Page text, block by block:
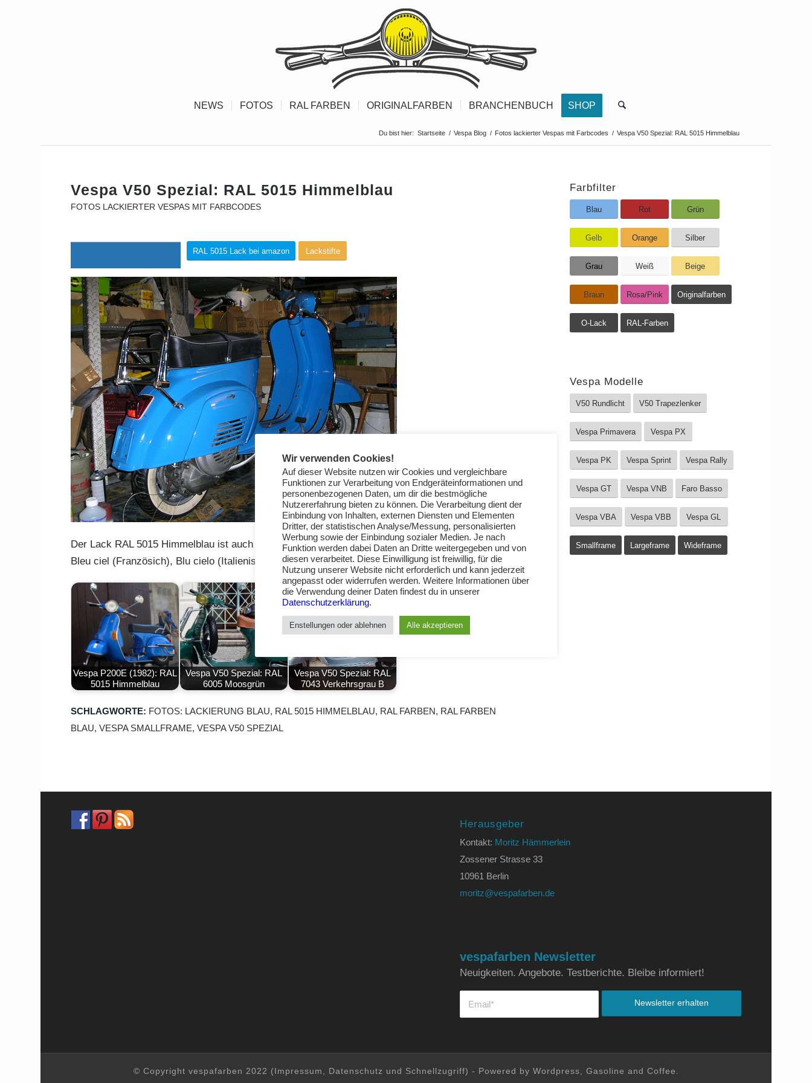
NEWS FOTOS RAL FARBEN ORIGINALFARBEN BRANCHENBUCH SHOP
Du bist hier: Startseite / Vespa Blog / Fotos lackierter Vespas mit Farbcodes / Vespa V50 Spezial: RAL 5015 Himmelblau
Vespa V50 Spezial: RAL 5015 Himmelblau
FOTOS LACKIERTER VESPAS MIT FARBCODES
RAL 5015 Lack bei amazon Lackstifte
Der Lack RAL 5015 Himmelblau ist auch bekannt als: Sky blue (Englisch), Hemelsblauw (Dutch),
Bleu ciel (Französich), Blu cielo (Italienisch) oder Azul celeste (Spanisch).
Vespa P200E (1982): RAL
5015 Himmelblau
Vespa V50 Spezial: RAL
6005 Moosgrün
Vespa V50 Spezial: RAL
7043 Verkehrsgrau B
SCHLAGWORTE: FOTOS: LACKIERUNG BLAU, RAL 5015 HIMMELBLAU, RAL FARBEN, RAL FARBEN
BLAU,VESPA SMALLFRAME,VESPA V50 SPEZIAL
Farbfilter
Blau Rot Grün
Gelb Orange Silber
Grau Weiß Beige
Braun Rosa/Pink Originalfarben
O-Lack RAL-Farben
Vespa Modelle
V50 Rundlicht V50 Trapezlenker
Vespa Primavera Vespa PX
Vespa PK Vespa Sprint Vespa Rally
Vespa GT Vespa VNB Faro Basso
Vespa VBA Vespa VBB Vespa GL
Smallframe Largeframe Wideframe
Herausgeber
Kontakt: Moritz Hämmerlein
Zossener Strasse 33
10961 Berlin
moritz@vespafarben.de
vespafarben Newsletter
Neuigkeiten. Angebote. Testberichte. Bleibe informiert!
© Copyright vespafarben 2022 (Impressum, Datenschutz und Schnellzugriff) - Powered by Wordpress, Gasoline and Coffee.
Wir verwenden Cookies!
Auf dieser Website nutzen wir Cookies und vergleichbare
Funktionen zur Verarbeitung von Endgeräteinformationen und
personenbezogenen Daten, um dir die bestmögliche
Nutzererfahrung bieten zu können. Die Verarbeitung dient der
Einbindung von Inhalten, externen Diensten und Elementen
Dritter, der statistischen Analyse/Messung, personalisierten
Werbung sowie der Einbindung sozialer Medien. Je nach
Funktion werden dabei Daten an Dritte weitergegeben und von
diesen verarbeitet. Diese Einwilligung ist freiwillig, für die
Nutzung unserer Website nicht erforderlich und kann jederzeit
angepasst oder widerrufen werden. Weitere Informationen über
die Verwendung deiner Daten findest du in unserer
Datenschutzerklärung.
Enstellungen oder ablehnen Alle akzeptieren